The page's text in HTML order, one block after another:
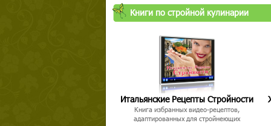
Книги по стройной кулинарии
Итальянские Рецепты Стройности
Книга избранных видео-рецептов,
адаптированных для стройнеющих